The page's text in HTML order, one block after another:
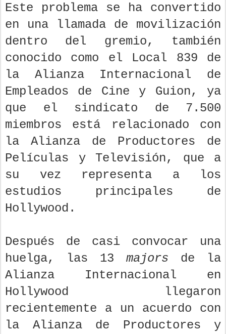
Este problema se ha convertido
en una llamada de movilización
dentro del gremio, también
conocido como el Local 839 de
la Alianza Internacional de
Empleados de Cine y Guion, ya
que el sindicato de 7.500
miembros está relacionado con
la Alianza de Productores de
Películas y Televisión, que a
su vez representa a los
estudios principales de
Hollywood.
Después de casi convocar una
huelga, las 13 majors de la
Alianza Internacional en
Hollywood llegaron
recientemente a un acuerdo con
la Alianza de Productores y